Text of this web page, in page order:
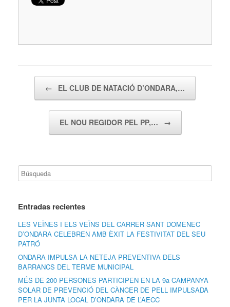
← EL CLUB DE NATACIÓ D’ONDARA,…
EL NOU REGIDOR PEL PP,… →
Entradas recientes
LES VEÏNES I ELS VEÏNS DEL CARRER SANT DOMÈNEC
D’ONDARA CELEBREN AMB ÈXIT LA FESTIVITAT DEL SEU
PATRÓ
ONDARA IMPULSA LA NETEJA PREVENTIVA DELS
BARRANCS DEL TERME MUNICIPAL
MÉS DE 200 PERSONES PARTICIPEN EN LA 9a CAMPANYA
SOLAR DE PREVENCIÓ DEL CÀNCER DE PELL IMPULSADA
PER LA JUNTA LOCAL D’ONDARA DE L’AECC